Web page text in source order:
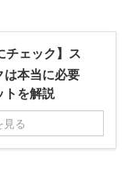
チェック】ス
は本当に必要
トを解説
見る